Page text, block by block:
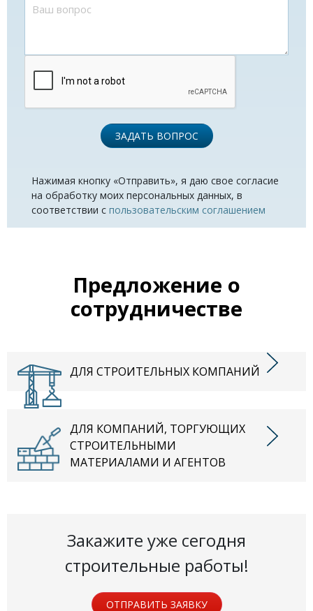
ЗАДАТЬ ВОПРОС
Нажимая кнопку «Отправить», я даю свое согласие
на обработку моих персональных данных, в
соответствии с пользовательским соглашением
Предложение о
сотрудничестве
ДЛЯ СТРОИТЕЛЬНЫХ КОМПАНИЙ
ДЛЯ КОМПАНИЙ, ТОРГУЮЩИХ
СТРОИТЕЛЬНЫМИ
МАТЕРИАЛАМИ И АГЕНТОВ
Закажите уже сегодня
строительные работы!
ОТПРАВИТЬ ЗАЯВКУ